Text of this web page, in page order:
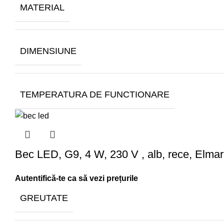
MATERIAL
DIMENSIUNE
TEMPERATURA DE FUNCTIONARE
Bec LED, G9, 4 W, 230 V , alb, rece,
GREUTATE